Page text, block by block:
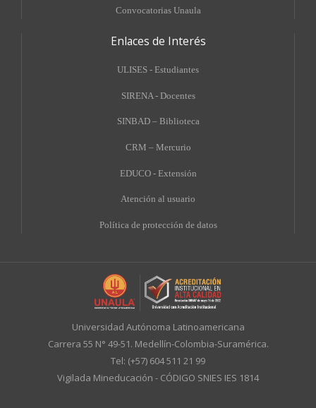
Convocatorias Unaula
Enlaces de Interés
ULISES - Estudiantes
SIRENA - Docentes
SINBAD – Biblioteca
CRM – Mercurio
EDUCO - Extensión
Atención al usuario
Política de protección de datos
Universidad Autónoma Latinoamericana
Carrera 55 N° 49-51. Medellín-Colombia-Suramérica.
Tel: (+57) 604 511 21 99
Vigilada Mineducación - CÓDIGO SNIES IES 1814